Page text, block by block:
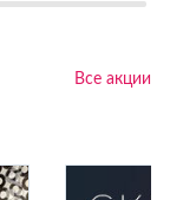
Все акции